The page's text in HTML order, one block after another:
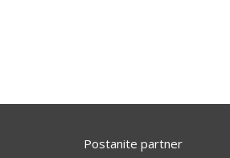
Postanite partner